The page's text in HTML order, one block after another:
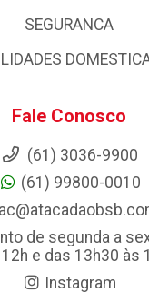
SEGURANCA
Fale Conosco
(61) 3036-9900
(61) 99800-0010
de segunda a
e das 13h30 às
Instagram